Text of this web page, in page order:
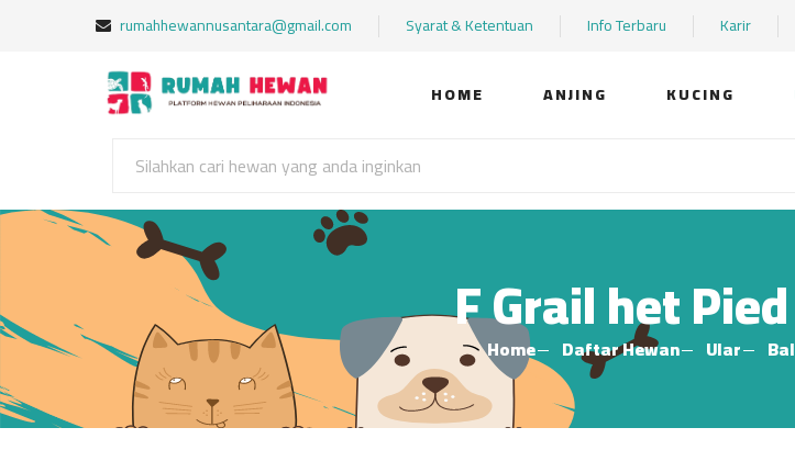
rumahhewannusantara@gmail.com Syarat & Ketentuan Info Terbaru Karir
HOME ANJING KUCING
F Grail het
Home Daftar Hewan Ular